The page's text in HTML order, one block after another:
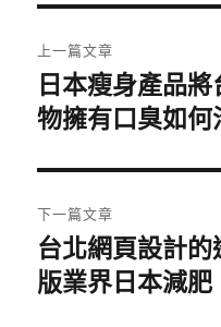
章
導
覽
上一篇文章
上
一
文
章:
日本瘦身產品
物擁有口臭如何
下一篇文章
下
一
台北網頁設計
版業界日本減肥